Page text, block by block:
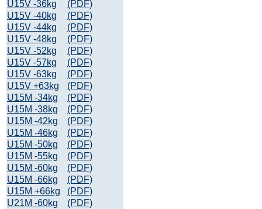
U15V -36kg
(PDF)
U15V -40kg
(PDF)
U15V -44kg
(PDF)
U15V -48kg
(PDF)
U15V -52kg
(PDF)
U15V -57kg
(PDF)
U15V -63kg
(PDF)
U15V +63kg
(PDF)
U15M -34kg
(PDF)
U15M -38kg
(PDF)
U15M -42kg
(PDF)
U15M -46kg
(PDF)
U15M -50kg
(PDF)
U15M -55kg
(PDF)
U15M -60kg
(PDF)
U15M -66kg
(PDF)
U15M +66kg
(PDF)
U21M -60kg
(PDF)